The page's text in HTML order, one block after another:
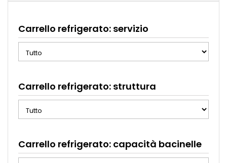
Carrello refrigerato: servizio
Carrello refrigerato: struttura
Carrello refrigerato: capacità bacinelle